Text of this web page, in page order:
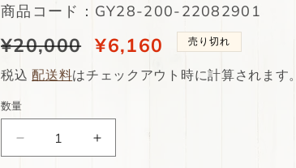
SKU:
商品コード：GY28-200-22082901
通
常
価
¥20,000
当
店
別
価
¥6,160 売り切れ
税込配送料はチェックアウト時に計算されます。
数量
ds28